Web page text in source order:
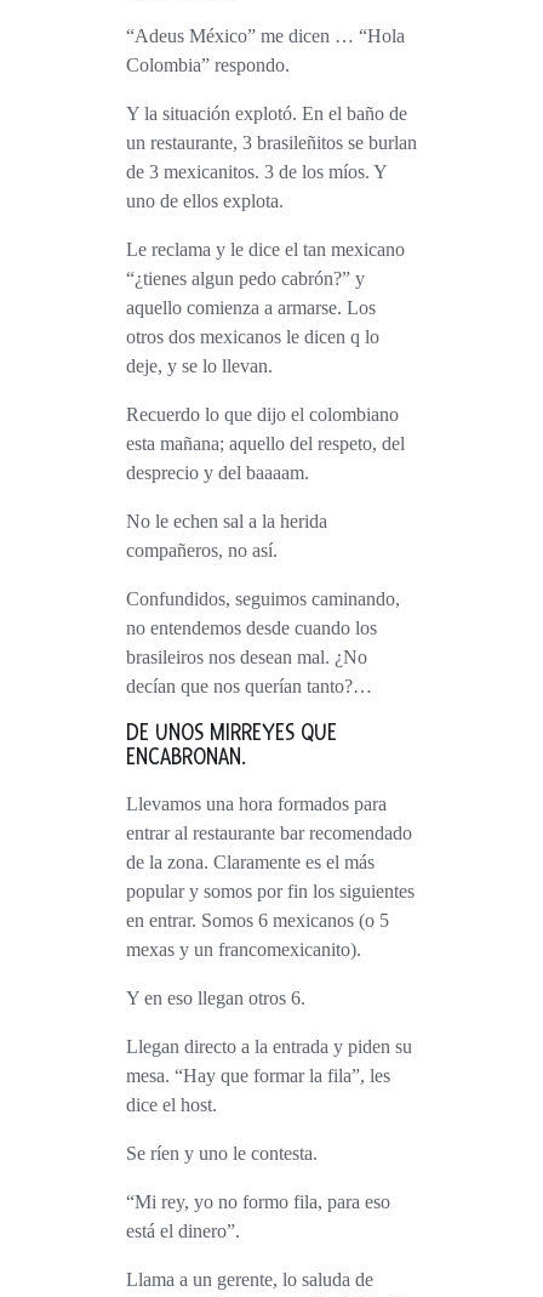
“Adeus México” me dicen … “Hola
Colombia” respondo.
Y la situación explotó. En el baño de
un restaurante, 3 brasileñitos se burlan
de 3 mexicanitos. 3 de los míos. Y
uno de ellos explota.
Le reclama y le dice el tan mexicano
“¿tienes algun pedo cabrón?” y
aquello comienza a armarse. Los
otros dos mexicanos le dicen q lo
deje, y se lo llevan.
Recuerdo lo que dijo el colombiano
esta mañana; aquello del respeto, del
desprecio y del baaaam.
No le echen sal a la herida
compañeros, no así.
Confundidos, seguimos caminando,
no entendemos desde cuando los
brasileiros nos desean mal. ¿No
decían que nos querían tanto?…
DE UNOS MIRREYES QUE
ENCABRONAN.
Llevamos una hora formados para
entrar al restaurante bar recomendado
de la zona. Claramente es el más
popular y somos por fin los siguientes
en entrar. Somos 6 mexicanos (o 5
mexas y un francomexicanito).
Y en eso llegan otros 6.
Llegan directo a la entrada y piden su
mesa. “Hay que formar la fila”, les
dice el host.
Se ríen y uno le contesta.
“Mi rey, yo no formo fila, para eso
está el dinero”.
Llama a un gerente, lo saluda de